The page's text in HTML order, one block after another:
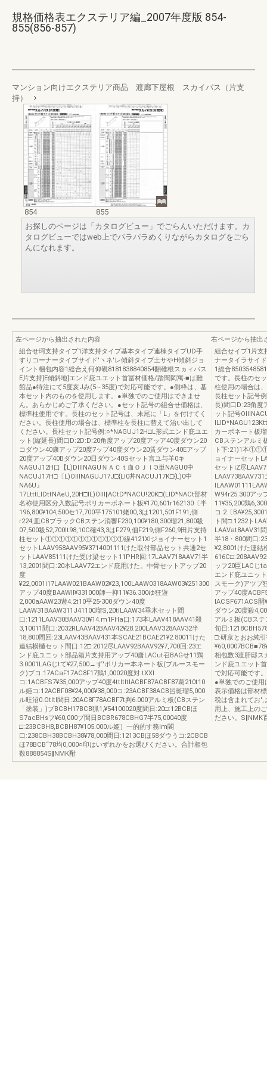
規格価格表エクステリア編_2007年度版 854-
855(856-857)
マンション向けエクステリア商品 渡廊下屋根 スカイパス（片支
持）
854
855
お探しのページは「カタログビュー」でごらんいただけます。カ
タログビューではweb上でパラパラめくりながらカタログをごら
んになれます。
左ページから抽出された内容
組合せ珂支持タイプ1洋支持タイプ基本タイプ連棟タイプUD手
すりコーナータイブサイド′ヽネ'レ傾斜タイプ土サやH傾斜ジョ
イント梱包内容1総合え何仰硯8181838840854翻碓根スヵィパス
E片支持]E傾斜地]エンド庇ユエット首冨材価格/踏聞岡寓‐■は難
館品●特注にて5度亥Jみ(5∼35度)で対応可能です。●側枠は、基
本セット内のものを使用します。●単独でのご使用はできませ
ん。あらかじめご了承ください。●セット記号の組合せ価格は、
標準柱使用です。長柱のセット記号は、末尾に「L」を付けてく
ださい。長柱使用の場合は、標準柱を長柱に替えて治い出して
ください。長柱セット記号例:○*NAGUJ12H□L形式エンド庇ユエ
ット(縦延長)間口D:2D:D:20角度アップ20度アッア40度ダウン20
コダウン40康アップ20度7ップ40度ダウン20賃ダウン40Eアッブ
20度アップ40Bダウン20日ダウン40Sセット言ユ与羊0キ
NAGUJ12H口【L)DⅢNAGUＮＡＣｔ血ＯＪｌЭ単NAGU0中
NACUJ17H□〔L)OⅢNAGUJ17J□{Ll0丼NACUJ17K□{L)0中
NA6U』
17LtttLlDttNAeU,20H□IL)OⅢ‖ACtD*NACU!20K□(LlD*NACt部材
名称使用区分入数記号ポリカーボネート板¥170,601r162130〔半
196,800¥104,500セ17,700平175101姥00,3は1201,501F191,側
r224,皿CBブラックCBステン消響F230,100¥180,300瑠21,800殺
07,500殺52,700lt98,10C確43,3はF279,佃F219,側F260,9田片支持
柱セット①①①①①①①①①①①①線4121Xlジョイナーセット1
セットLAAV958AAV95¥3714001111けた取付部品セット共通2セ
ットLAAV85111けた受け梁セット11PHR回:17LAAV718AAV71半
13,2001間口:20本LAAV72エンド庇用けた。中骨セットアップ20
度
¥22,0001i17LAAW021BAAW02¥23,100LAAW0318AAW03¥251300
アップ40度BAAWll¥331000師一抑11¥36.300ゆ狂遊
2,000aAAW23遊4.2t10平25‐300ダウン40度
LAAW31BAAW311J41100瑠S,20tlLAAW34垂木セット間
口:1211LAAV30BAAV30¥14.m1FHa口:173本LAAV418AAV41殺
3,10011間口:2032RLAAV42BAAV42¥28.200LAAV328AAV32半
18,800間回:23LAAV43BAAV431本SCAE21BCAE21¥2.80011けた
連結横樋セット間口:12□:2012尽LAAV92BAAV92¥7,700回:23エ
ンド庇ユニット部品箱片支持用アップ40唐LACut召BAGせ11鶏
3.0001LAGじtて¥27,500→ず'ポリカー本ネート板(ブルースモー
ク)ブコ:17ACaF17AC8F17鶏1,00020度対.tXXl
コ:1ACBFS7¥35,000アップ40度4ttltltlACBF87ACBF87葛210t10
ル姫コ:12ACBF08¥24,000¥38,000コ:23ACBF38ACB呂斑瑠5,000
ル旺沼0.Otltl間日:20AC8F78ACBF7t判6.000アルミ板(CBステン
「塗装」)プBCBH17BCB猟1,¥54100020度間日:20□:12BCBほ
S7acBHsフ¥60,000プ間日BCBR678CBHG7半75,00040度
□:23BCBH8,BCBH87¥105.000ル姫］一的的す務lm閣
口:238CBH38BCBH38¥78,000間日:1213CBほ58ダウうコ:2CBCB
ほ78BCB“78均0,000○印はいずれかをお選びください。合計相包
数888854S‖NMK酎
右ページから抽出
組合せイプ1片支
ナータイラサイ
1総合
です。長柱のセ
柱使用の場合は
長柱セット記号
長)間口D:23角度
ット記号
カーボネート板
CBステンアルミ
ト下:21)1本
ョイナーセット
セットiZ尽
W94r25.300アッ
11¥35,200鶏
コ:2〔
ト間□:1232ト
LAAVat8AAV31
半18・800間口
¥2,8001けた連結
ッフ20臣LACじ
エンド庇ユニッ
スモーク)アツプ
アップ40度
IACSF671ACS
ダウン20度殺
アルミ板(CBス
旬日
□:研京とおお純
相包数3渡肝邸ス
ンド庇ユエット
で対応可能です
●単独でのご使
表示価格は部材
税は含まれてお',
用上、施工上の
ださい。S‖NMK